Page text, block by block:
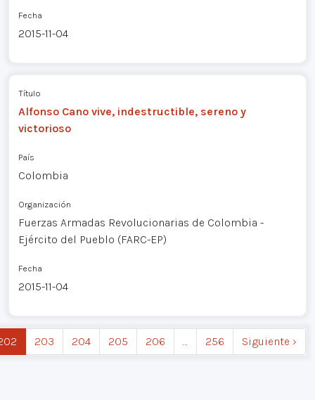
Fecha
2015-11-04
Título
Alfonso Cano vive, indestructible, sereno y
victorioso
País
Colombia
Organización
Fuerzas Armadas Revolucionarias de Colombia -
Ejército del Pueblo (FARC-EP)
Fecha
2015-11-04
203 204 205 206 … 256 Siguiente ›